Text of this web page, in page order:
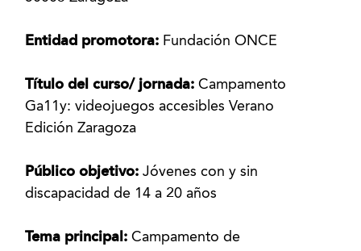
Entidad promotora: Fundación ONCE
Título del curso/ jornada:Campamento
Ga11y: videojuegos accesibles Verano
Edición Zaragoza
Público objetivo:Jóvenes con y sin
discapacidad de 14 a 20 años
Tema principal:Campamento de